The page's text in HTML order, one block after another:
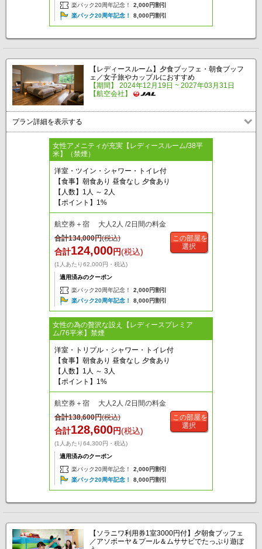
楽パック20周年記念！
2,000円割引
楽パック20周年記念！
8,000円割引
【レディースルーム】夕食ブッフェ・朝食ブッフ
ェ／女子旅やカップルにおすすめ
【期間】 2024年12月19日 ~ 2027年03月31日
【航空会社】
プラン詳細を表示する
女性アメニティが充実【レディースルーム/38平
米】（禁煙）
洋室・ツイン・シャワー・トイレ付
【食事】朝食あり 昼食なし 夕食あり
【人数】1人 ～ 2人
【ポイント】1%
航空券＋宿 大人2人 /2日間の料金
合計134,000円(税込)
合計124,000円(税込)
(1人あたり62,000円・税込)
適用済みのクーポン
楽パック20周年記念！
2,000円割引
楽パック20周年記念！
8,000円割引
この部屋を
選択
女性の為の贅沢な設え【レディースプレミア
ム/76平米】禁煙
洋室・トリプル・シャワー・トイレ付
【食事】朝食あり 昼食なし 夕食あり
【人数】1人 ～ 3人
【ポイント】1%
航空券＋宿 大人2人 /2日間の料金
合計138,600円(税込)
合計128,600円(税込)
(1人あたり64,300円・税込)
適用済みのクーポン
楽パック20周年記念！
2,000円割引
楽パック20周年記念！
8,000円割引
この部屋を
選択
【ソラニワ利用券1室3000円付】夕朝食ブッフェ
／アソボーヤ＆プール＆ムササビでたっぷり遊ぼ